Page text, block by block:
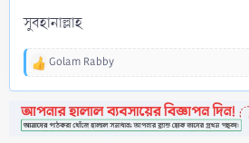
সুবহানাল্লাহ
R
c
t
Golam Rabby